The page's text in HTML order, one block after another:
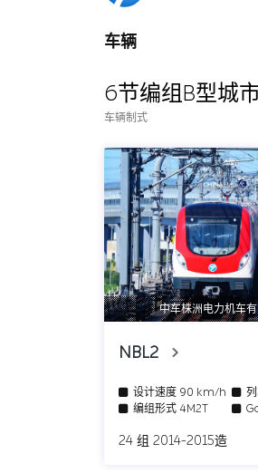
车辆
6节编组B型城
车辆制式
中车株洲电力机车
NBL2
设计速度 90 km/h 列
编组形式 4M2T
24 组 2014-2015造